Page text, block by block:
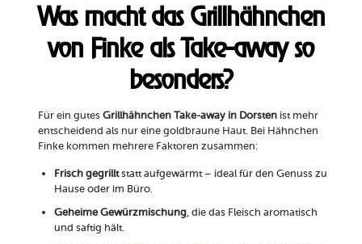
Was macht das Grillhähnchen
von Finke als Take-away so
besonders?
Für ein gutes Grillhähnchen Take-away in Dorstenist mehr
entscheidend als nur eine goldbraune Haut. Bei Hähnchen
Finke kommen mehrere Faktoren zusammen:
Frisch gegrilltstatt aufgewärmt – ideal für den Genuss zu
Hause oder im Büro.
Geheime Gewürzmischung, die das Fleisch aromatisch
und saftig hält.